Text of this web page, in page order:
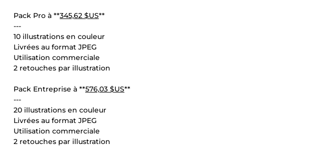
Pack Pro à **345,62 $US**
---
10 illustrations en couleur
Livrées au format JPEG
Utilisation commerciale
2 retouches par illustration
Pack Entreprise à **576,03 $US**
---
20 illustrations en couleur
Livrées au format JPEG
Utilisation commerciale
2 retouches par illustration